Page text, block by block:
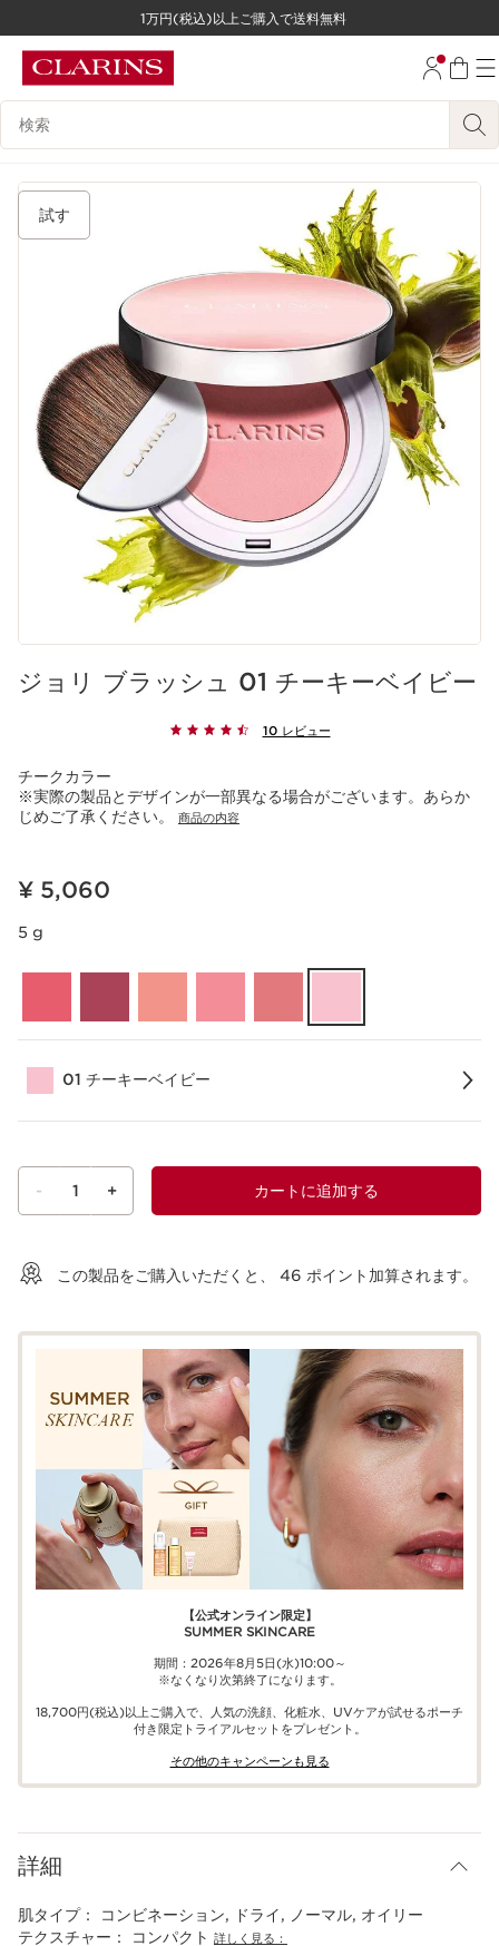
コンテンツへ移動
1万円(税込)以上ご購入で送料無料
検索候補
試す
ジョリ ブラッシュ 01 チーキーベイビー
10 レビュー
チークカラー
※実際の製品とデザインが一部異なる場合がございます。あらか
じめご了承ください。 商品の内容
現在表示中の製品の価格 ¥ 5,060
¥ 5,060
5 g
01 チーキーベイビー
- 1 + カートに追加する
この製品をご購入いただくと、 46 ポイント加算されます。
【公式オンライン限定】​​
SUMMER SKINCARE
期間：2026年8月5日(水)10:00～
※なくなり次第終了になります。
18,700円(税込)以上ご購入で、​人気の洗顔、化粧水、UVケアが試せる​ポーチ
付き限定トライアルセットをプレゼント。​
その他のキャンペーンも見る​
詳細
肌タイプ：
コンビネーション, ドライ, ノーマル, オイリー
テクスチャー：
コンパクト 詳しく見る：